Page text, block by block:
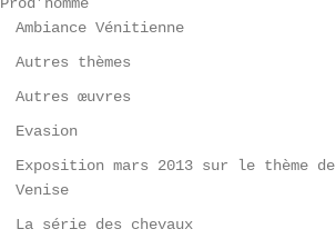
Ambiance Vénitienne
Autres thèmes
Autres œuvres
Evasion
Exposition mars 2013 sur le thème de
Venise
La série des chevaux